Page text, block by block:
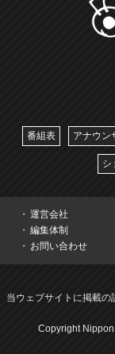
番組表 アナウン
シ
運営会社
編集体制
お問い合わせ
当ウェブサイトに掲載の
Copyright Nippon